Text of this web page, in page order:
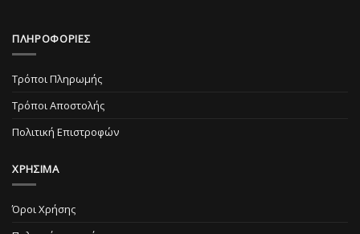
ΠΛΗΡΟΦΟΡΙΕΣ
Τρόποι Πληρωμής
Τρόποι Αποστολής
Πολιτική Επιστροφών
ΧΡΗΣΙΜΑ
Όροι Χρήσης